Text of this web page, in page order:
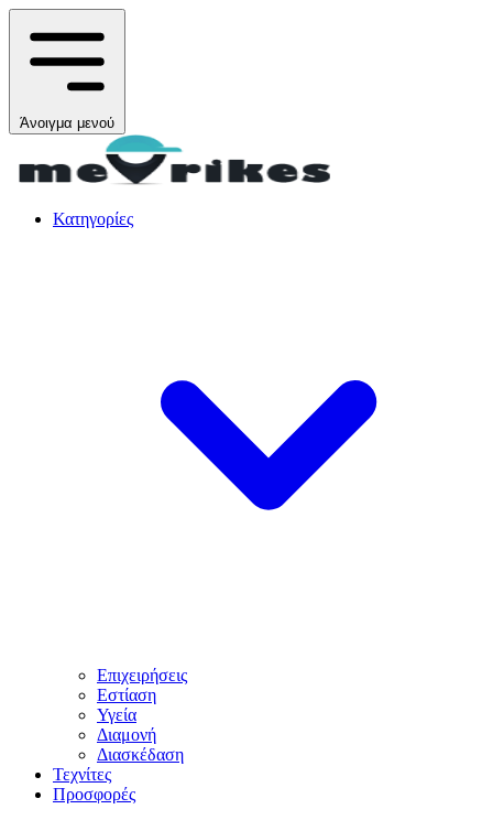
Άνοιγμα μενού
Κατηγορίες
Επιχειρήσεις
Εστίαση
Υγεία
Διαμονή
Διασκέδαση
Τεχνίτες
Προσφορές